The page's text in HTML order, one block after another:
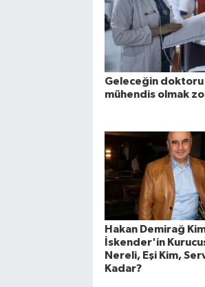
Geleceğin doktoru
mühendis olmak
Hakan Demirağ
İskender'in
Nereli, Eşi Kim,
Kadar?